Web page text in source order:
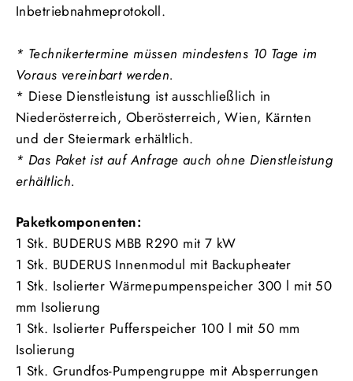
Inbetriebnahmeprotokoll.
* Technikertermine müssen mindestens 10 Tage im
Voraus vereinbart werden.
* Diese Dienstleistung ist ausschließlich in
Niederösterreich, Oberösterreich, Wien, Kärnten
und der Steiermark erhältlich.
* Das Paket ist auf Anfrage auch ohne Dienstleistung
erhältlich.
Paketkomponenten:
1 Stk. BUDERUS MBB R290 mit 7 kW
1 Stk. BUDERUS Innenmodul mit Backupheater
1 Stk. Isolierter Wärmepumpenspeicher 300 l mit 50
mm Isolierung
1 Stk. Isolierter Pufferspeicher 100 l mit 50 mm
Isolierung
1 Stk. Grundfos-Pumpengruppe mit Absperrungen